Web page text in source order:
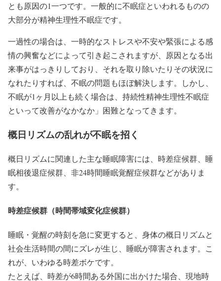
とも原因の1一つです。一般的に不眠症といわれるものの
大部分が精神生理性不眠症です。
一過性の場合は、一時的なストレスや不安や緊張による感
情の興奮などによって引き起こされますが、原因となる出
来事がはっきりしており、それを取り除いたりその状況に
なれたりすれば、不眠の問題もほぼ解決します。しかし、
不眠が1ヶ月以上も続く場合は、持続性精神生理性不眠症
といって改善がなかなか」困難となってきます。
概日リズムの乱れが不眠を招く
概日リズムに関連した主な睡眠障害には、時差症候群、睡
眠相後退症候群、非24時間睡眠覚醒症候群などがありま
す。
時差症候群（時間帯域変化症候群）
睡眠・覚醒の時刻を急に変更すると、身体の概日リズムと
社会生活時間の間にズレが生じ、睡眠が障害されます。こ
れが、いわゆる時差ボケです。
たとえば、時差が6時間ある外国に出かけた場合、現地時